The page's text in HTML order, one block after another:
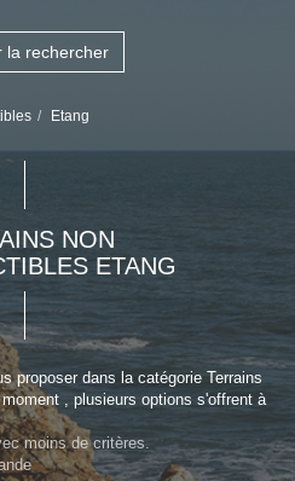
la rechercher
Etang
NON
ETANG
proposer dans la catégorie Terrains
, plusieurs options s'offrent à
moins de critères.